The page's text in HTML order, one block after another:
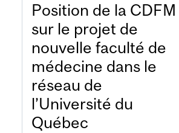
Position de la CDFM
sur le projet de
nouvelle faculté de
médecine dans le
réseau de
l’Université du
Québec